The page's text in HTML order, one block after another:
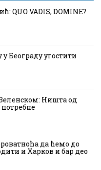
QUO VADIS, DOMINE?
у Београду угостити
Ништа од
да ћемо до
и Харков и бар део